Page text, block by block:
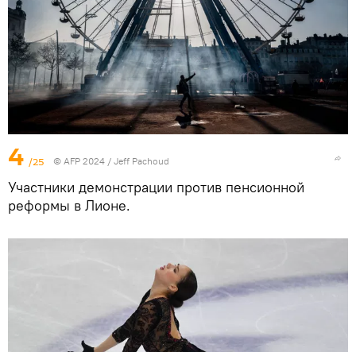
4 /25 © AFP 2024 / Jeff Pachoud
Участники демонстрации против пенсионной
реформы в Лионе.